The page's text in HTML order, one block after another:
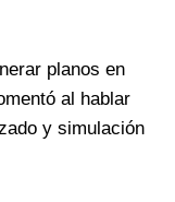
planos en
al hablar
y simulación